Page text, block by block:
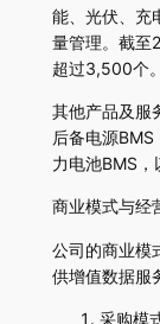
能、光伏、充
量管理。截至
超过3,500个。
其他产品及服
后备电源
力电池BMS，
商业模式与经
公司的商业模
供增值数据服
采购模